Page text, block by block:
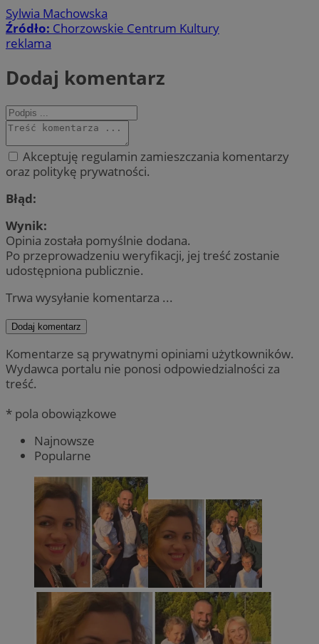
Sylwia Machowska
Źródło: Chorzowskie Centrum Kultury
reklama
Dodaj komentarz
Akceptuję regulamin zamieszczania komentarzy
oraz politykę prywatności.
Błąd:
Wynik:
Opinia została pomyślnie dodana.
Po przeprowadzeniu weryfikacji, jej treść zostanie
udostępniona publicznie.
Trwa wysyłanie komentarza ...
Dodaj komentarz
Komentarze są prywatnymi opiniami użytkowników.
Wydawca portalu nie ponosi odpowiedzialności za
treść.
* pola obowiązkowe
Najnowsze
Popularne